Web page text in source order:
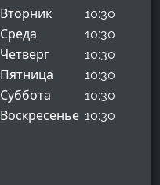
Вторник
10:30
Среда
10:30
Четверг
10:30
Пятница
10:30
Суббота
10:30
Воскресенье 10:30